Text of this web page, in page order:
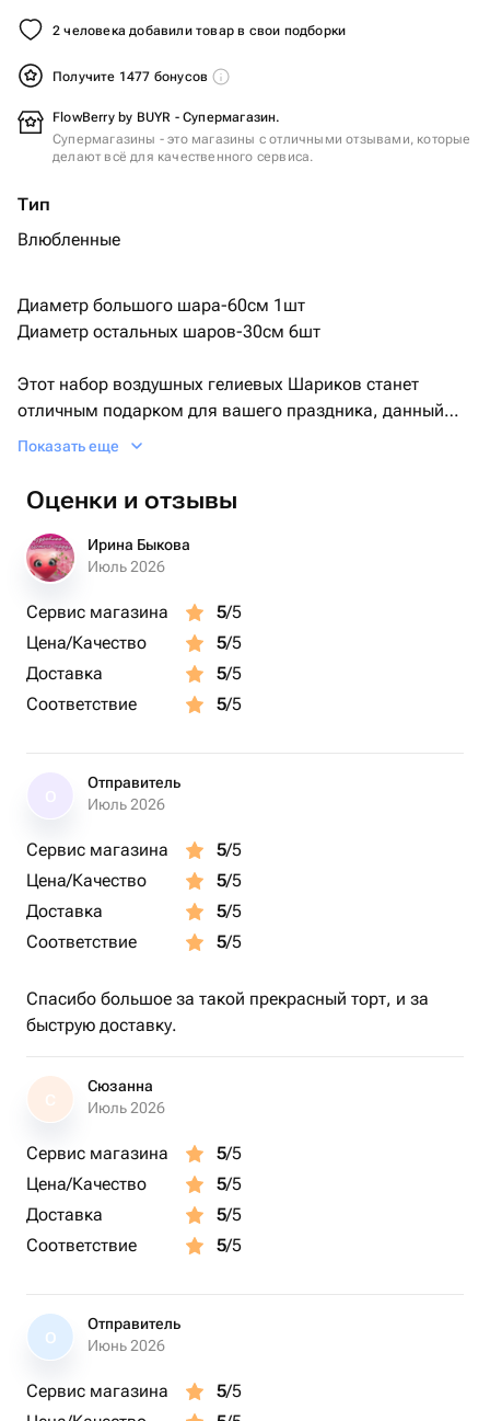
2 человека добавили товар в свои подборки
Получите 1477 бонусов
FlowBerry by BUYR - Супермагазин.
Супермагазины - это магазины с отличными отзывами, которые
делают всё для качественного сервиса.
Тип
Влюбленные
Диаметр большого шара-60см 1шт
Диаметр остальных шаров-30см 6шт
Этот набор воздушных гелиевых Шариков станет
отличным подарком для вашего праздника, данный
сет отлично подойдет на день рождения для любимой
положительных эмоций!
Показать еще
Оценки и отзывы
Ирина Быкова
Июль 2026
Сервис магазина 5/5
Цена/Качество
5/5
Доставка
5/5
Соответствие
5/5
Отправитель
Июль 2026
Сервис магазина 5/5
Цена/Качество
5/5
Доставка
5/5
Соответствие
5/5
Спасибо большое за такой прекрасный торт, и за
быструю доставку.
С
Сюзанна
Июль 2026
Сервис магазина 5/5
Цена/Качество
5/5
Доставка
5/5
Соответствие
5/5
О
Отправитель
Июнь 2026
Сервис магазина 5/5